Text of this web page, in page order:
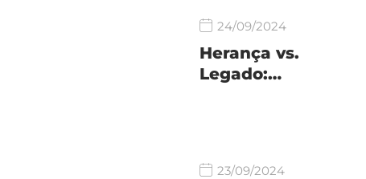
24/09/2024
Herança vs.
Legado:…
23/09/2024